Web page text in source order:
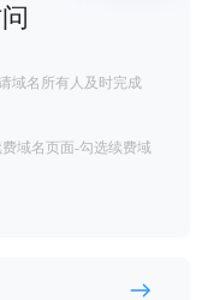
域名所有人及时完成
域名页面-勾选续费域